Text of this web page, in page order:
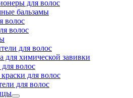
для волос
бальзамы
волос
волос
для волос
для химической завивки
волос
для волос
для волос